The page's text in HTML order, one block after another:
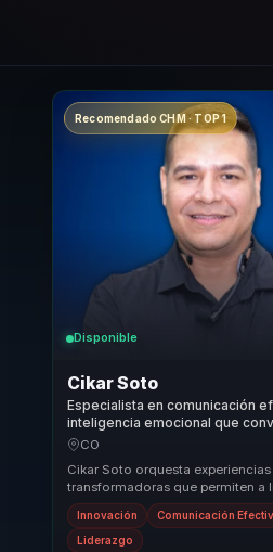
Recomendado CHM · TOP 1
Disponible
Cikar Soto
Especialista en comunicación
inteligencia emocional que
neuroventas en influencia,
CO
Cikar Soto orquesta experiencias
transformadoras que permiten a
directivos y responsables de
atrás estructuras des...
Innovación Comunicación
Liderazgo